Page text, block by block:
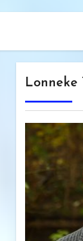
Lonneke